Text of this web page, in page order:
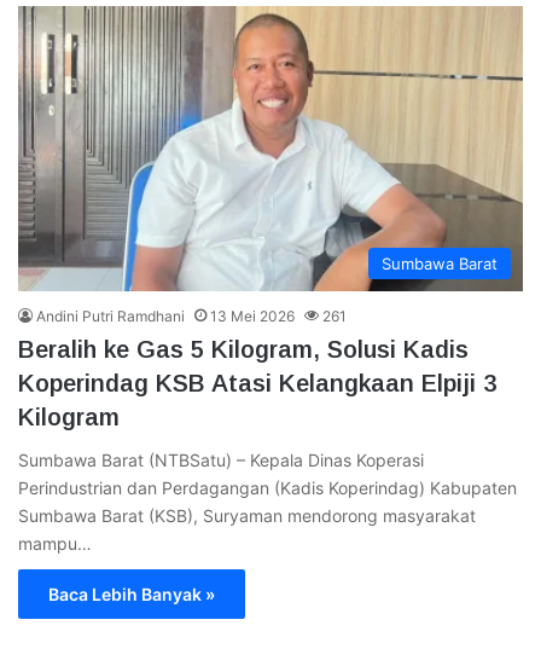
Sumbawa Barat
Andini Putri Ramdhani 13 Mei 2026 261
Beralih ke Gas 5 Kilogram, Solusi Kadis
Koperindag KSB Atasi Kelangkaan Elpiji 3
Kilogram
Sumbawa Barat (NTBSatu) – Kepala Dinas Koperasi
Perindustrian dan Perdagangan (Kadis Koperindag) Kabupaten
Sumbawa Barat (KSB), Suryaman mendorong masyarakat
mampu…
Baca Lebih Banyak »